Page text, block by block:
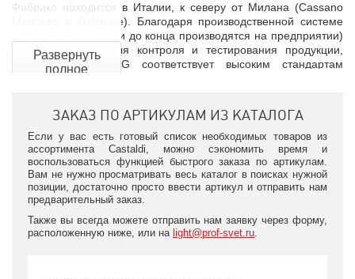
Развернуть
полное
Фабрика находится в Италии, к северу от Милана (Cassano
Magnago и Gallarate). Благодаря производственной системе
(изделия от начала и до конца производятся на предприятии)
и лабораториям для контроля и тестирования продукции,
CASTALDI LIGHTING соответствует высоким стандартам
ЗАКАЗ ПО АРТИКУЛАМ ИЗ КАТАЛОГА
Если у вас есть готовый список необходимых товаров из
ассортимента Castaldi, можно сэкономить время и
воспользоваться функцией быстрого заказа по артикулам.
Вам не нужно просматривать весь каталог в поисках нужной
позиции, достаточно просто ввести артикул и отправить нам
предварительный заказ.
Также вы всегда можете отправить нам заявку через форму,
расположенную ниже, или на light@prof-svet.ru.